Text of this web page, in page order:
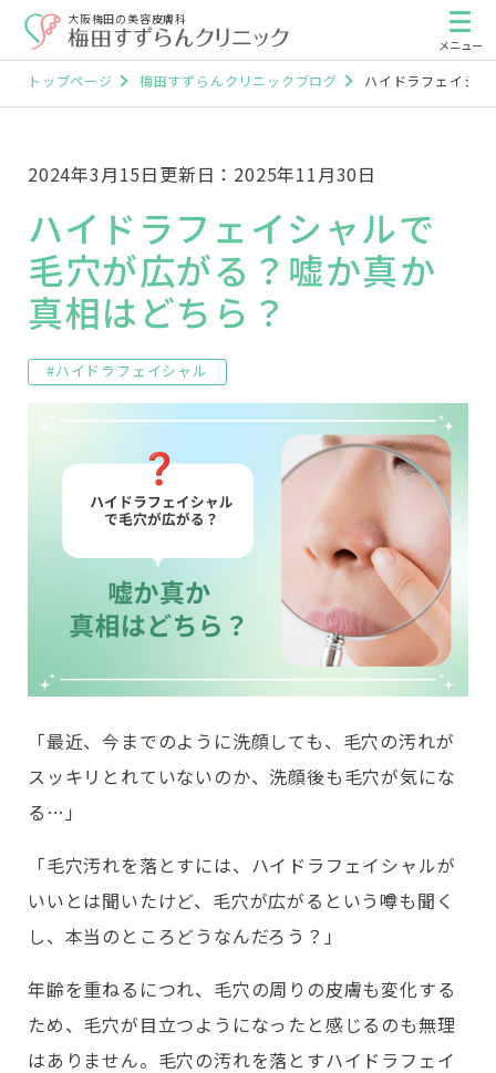
大阪梅田の美容皮膚科
トップページ 梅田すずらんクリニックブログ ハイドラフェイシ
2024年3月15日更新日：2025年11月30日
ハイドラフェイシャルで
毛穴が広がる？嘘か真か
真相はどちら？
#ハイドラフェイシャル
「最近、今までのように洗顔しても、毛穴の汚れが
スッキリとれていないのか、洗顔後も毛穴が気にな
る…」
「毛穴汚れを落とすには、ハイドラフェイシャルが
いいとは聞いたけど、毛穴が広がるという噂も聞く
し、本当のところどうなんだろう？」
年齢を重ねるにつれ、毛穴の周りの皮膚も変化する
ため、毛穴が目立つようになったと感じるのも無理
はありません。毛穴の汚れを落とすハイドラフェイ